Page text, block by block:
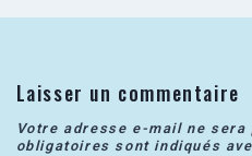
Laisser un commentaire
Votre adresse e-mail ne sera
obligatoires sont indiqués